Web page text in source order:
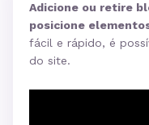
Adicione ou retire
posicione
fácil e rápido, é
do site.